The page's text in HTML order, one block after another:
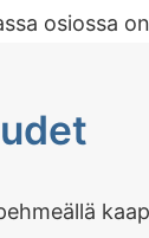
osiossa